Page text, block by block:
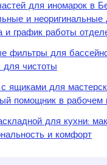
для иномарок в
и неоригинальные
и график работы
фильтры для
для чистоты
с ящиками для
помощник в рабочем
для кухни:
и комфорт